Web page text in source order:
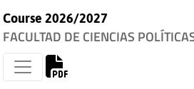
Course 2026/2027
FACULTAD DE CIENCIAS